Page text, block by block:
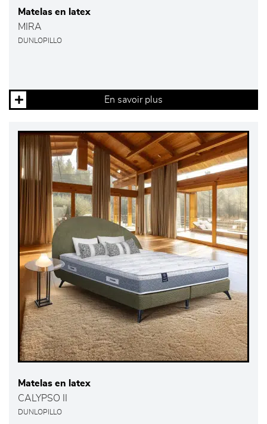
Matelas en latex
MIRA
DUNLOPILLO
En savoir plus
Matelas en latex
CALYPSO II
DUNLOPILLO